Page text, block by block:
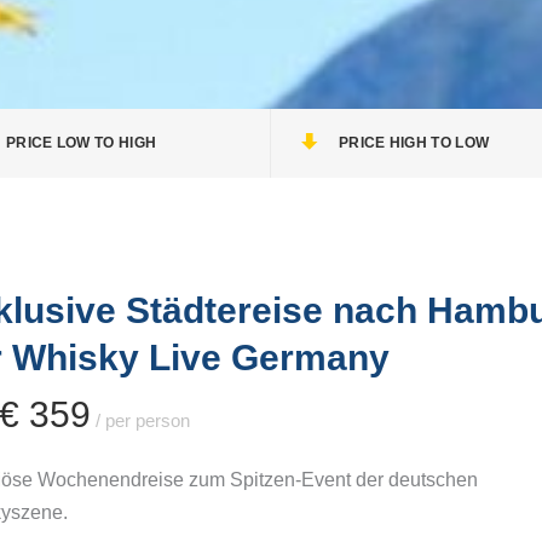
Küste
Masterclass Schottland
BOTTLE MARKET Bremen
Whiskymesse Villingen
REISEKULTOUREN-
PRICE LOW TO HIGH PRICE HIGH TO LOW
Städtereise nach
Whisky Live Germany
359 / per person
Wochenendreise zum Spitzen-Event der deutschen